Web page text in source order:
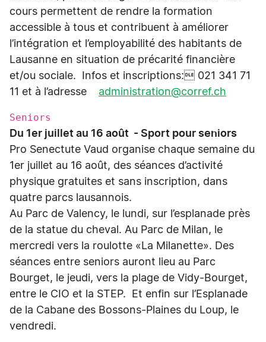
cours permettent de rendre la formation
accessible à tous et contribuent à améliorer
l’intégration et l’employabilité des habitants de
Lausanne en situation de précarité financière
et/ou sociale. Infos et inscriptions: 021 341 71
11 et à l’adresse administration@corref.ch
Seniors
Du 1er juillet au 16 août - Sport pour seniors
Pro Senectute Vaud organise chaque semaine du
1er juillet au 16 août, des séances d’activité
physique gratuites et sans inscription, dans
quatre parcs lausannois.
Au Parc de Valency, le lundi, sur l’esplanade près
de la statue du cheval. Au Parc de Milan, le
mercredi vers la roulotte «La Milanette». Des
séances entre seniors auront lieu au Parc
Bourget, le jeudi, vers la plage de Vidy-Bourget,
entre le CIO et la STEP. Et enfin sur l’Esplanade
de la Cabane des Bossons-Plaines du Loup, le
vendredi.